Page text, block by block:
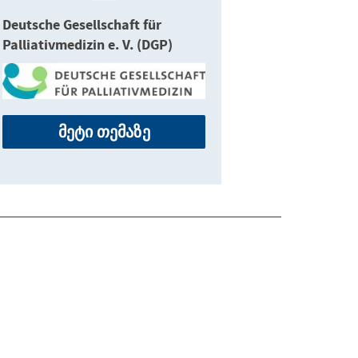
Deutsche Gesellschaft für
Palliativmedizin e. V. (DGP)
მეტი თემაზე